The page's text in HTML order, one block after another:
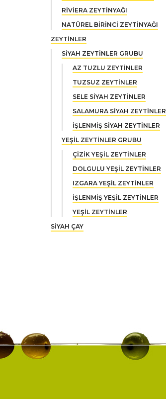
RİVİERA ZEYTİNYAĞI
NATÜREL BİRİNCİ ZEYTİNYAĞI
ZEYTİNLER
SİYAH ZEYTİNLER GRUBU
AZ TUZLU ZEYTİNLER
TUZSUZ ZEYTİNLER
SELE SİYAH ZEYTİNLER
SALAMURA SİYAH ZEYTİNLER
İŞLENMİŞ SİYAH ZEYTİNLER
YEŞİL ZEYTİNLER GRUBU
ÇİZİK YEŞİL ZEYTİNLER
DOLGULU YEŞİL ZEYTİNLER
IZGARA YEŞİL ZEYTİNLER
İŞLENMİŞ YEŞİL ZEYTİNLER
YEŞİL ZEYTİNLER
SİYAH ÇAY